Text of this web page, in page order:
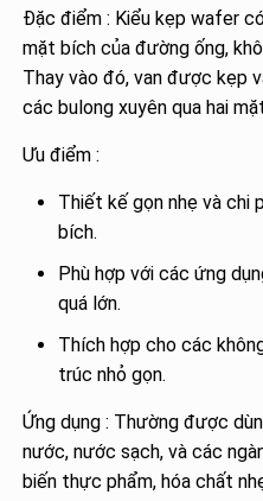
Đặc điểm : Kiểu kẹp wafer
mặt bích của đường ống,
Thay vào đó, van được kẹp
các bulong xuyên qua hai
Ưu điểm :
Thiết kế gọn nhẹ và chi
bích.
Phù hợp với các ứng
quá lớn.
Thích hợp cho các
trúc nhỏ gọn.
Ứng dụng : Thường được
nước, nước sạch, và các
biến thực phẩm, hóa chất